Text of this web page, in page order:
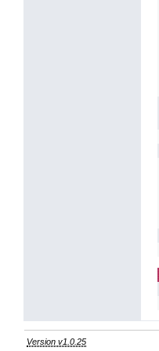
Version v1.0.25